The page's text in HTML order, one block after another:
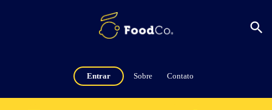
Entrar Sobre Contato